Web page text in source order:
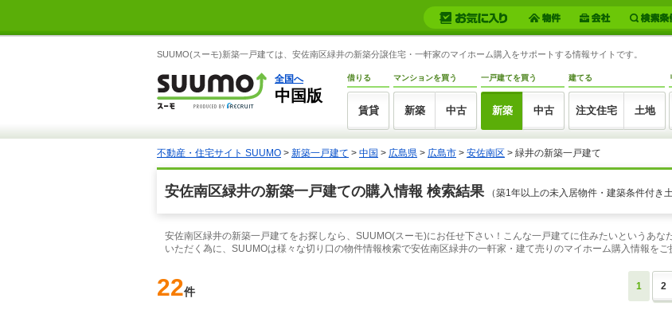
SUUMO(スーモ)新築一戸建ては、安佐南区緑井の新築分譲住宅・一軒家のマイホーム購入をサポートする情報サイトです。
全国へ
中国版
借りる
賃貸
マンションを買う
新築 中古
一戸建てを買う
新築 中古
建てる
注文住宅 土地
不動産・住宅サイト SUUMO > 新築一戸建て > 中国 > 広島県 > 広島市 > 安佐南区 > 緑井の新築一戸建て
安佐南区緑井の新築一戸建ての購入情報 検索結果 （築1年以上の未入居物件・建築条件付き
安佐南区緑井の新築一戸建てをお探しなら、SUUMO(スーモ)にお任せ下さい！こんな一戸建てに住みたいというあ
いただく為に、SUUMOは様々な切り口の物件情報検索で安佐南区緑井の一軒家・建て売りのマイホーム購入情報をご
22件 1 2